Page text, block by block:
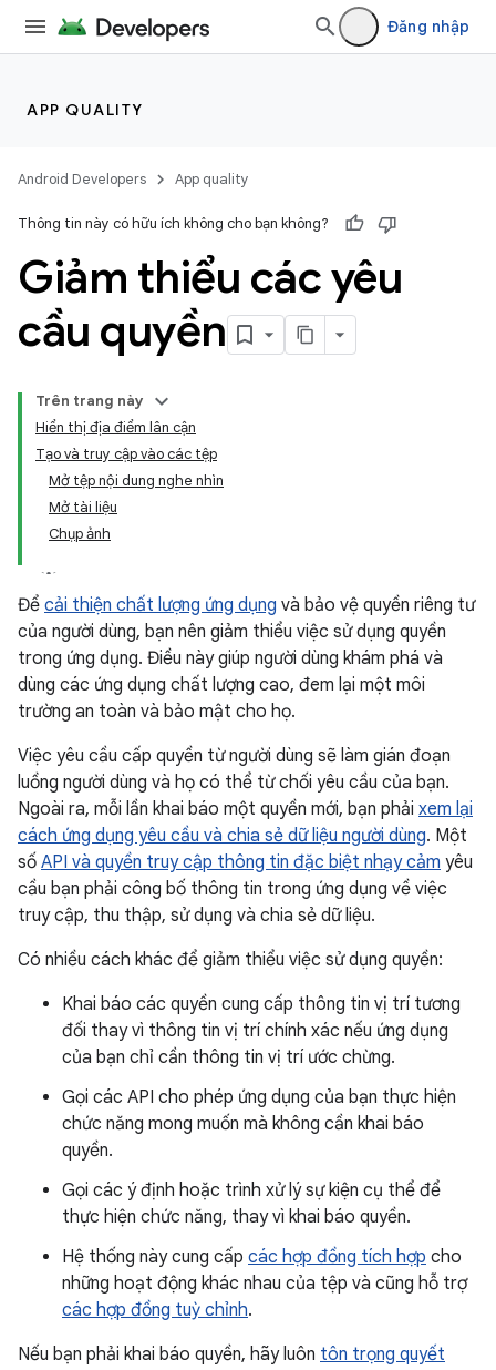
Đăng nhập
APP QUALITY
Android Developers App quality
Thông tin này có hữu ích không cho bạn không?
Giảm thiểu các yêu
cầu quyền
Trên trang này
Hiển thị địa điểm lân cận
Tạo và truy cập vào các tệp
Mở tệp nội dung nghe nhìn
Mở tài liệu
Chụp ảnh
Để cải thiện chất lượng ứng dụng và bảo vệ quyền riêng tư
của người dùng, bạn nên giảm thiểu việc sử dụng quyền
trong ứng dụng. Điều này giúp người dùng khám phá và
dùng các ứng dụng chất lượng cao, đem lại một môi
trường an toàn và bảo mật cho họ.
Việc yêu cầu cấp quyền từ người dùng sẽ làm gián đoạn
luồng người dùng và họ có thể từ chối yêu cầu của bạn.
Ngoài ra, mỗi lần khai báo một quyền mới, bạn phải xem lại
cách ứng dụng yêu cầu và chia sẻ dữ liệu người dùng. Một
số API và quyền truy cập thông tin đặc biệt nhạy cảm yêu
cầu bạn phải công bố thông tin trong ứng dụng về việc
truy cập, thu thập, sử dụng và chia sẻ dữ liệu.
Có nhiều cách khác để giảm thiểu việc sử dụng quyền:
Khai báo các quyền cung cấp thông tin vị trí tương
đối thay vì thông tin vị trí chính xác nếu ứng dụng
của bạn chỉ cần thông tin vị trí ước chừng.
Gọi các API cho phép ứng dụng của bạn thực hiện
chức năng mong muốn mà không cần khai báo
quyền.
Gọi các ý định hoặc trình xử lý sự kiện cụ thể để
thực hiện chức năng, thay vì khai báo quyền.
Hệ thống này cung cấp các hợp đồng tích hợp cho
những hoạt động khác nhau của tệp và cũng hỗ trợ
các hợp đồng tuỳ chỉnh.
Nếu bạn phải khai báo quyền, hãy luôn tôn trọng quyết